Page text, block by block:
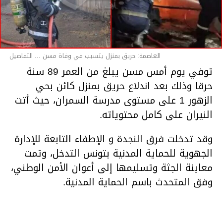
العاصمة: حريق بمنزل يتسبب في وفاة مسن ... التفاصيل
توفي يوم أمس مسن يبلغ من العمر 89 سنة
حرقا وذلك بعد اندلاع حريق بمنزل كائن بحي
الزهور 1 على مستوى مدرسة السمران، حيث أتت
النيران على كامل محتوياته.
وقد تدخلت فرق النجدة و الإطفاء التابعة للإدارة
الجهوية للحماية المدنية بتونس التدخل، وتمت
معاينة الجثة وتسليمها إلى أعوان الأمن الوطني،
وفق المتحدث باسم الحماية المدنية.